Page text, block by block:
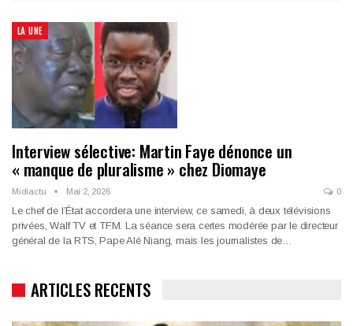
LA UNE
Interview sélective: Martin Faye dénonce un
« manque de pluralisme » chez Diomaye
Midiactu Mai 2, 2026 0
Le chef de l’État accordera une interview, ce samedi, à deux télévisions
privées, Walf TV et TFM. La séance sera certes modérée par le directeur
général de la RTS, Pape Alé Niang, mais les journalistes de…
ARTICLES RECENTS